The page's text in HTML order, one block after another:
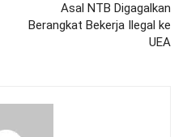
Asal NTB Digagalkan
Berangkat Bekerja Ilegal ke
UEA